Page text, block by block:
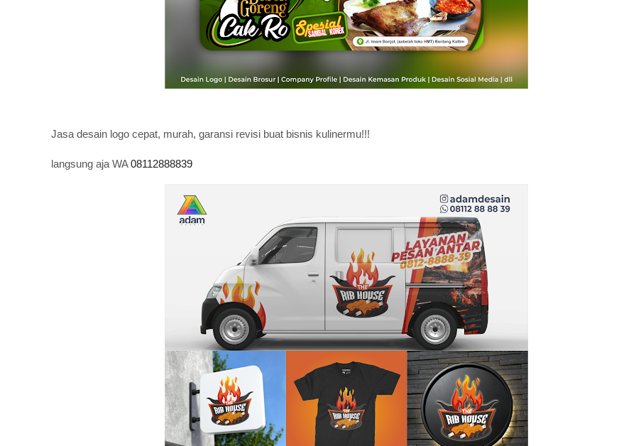
Jasa desain logo cepat, murah, garansi revisi buat bisnis kulinermu!!!
langsung aja WA08112888839